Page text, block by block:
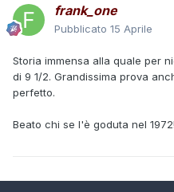
frank_one
Pubblicato 15 Aprile
Storia immensa alla quale per
di 9 1/2. Grandissima prova
perfetto.
Beato chi se l'è goduta nel 1972!